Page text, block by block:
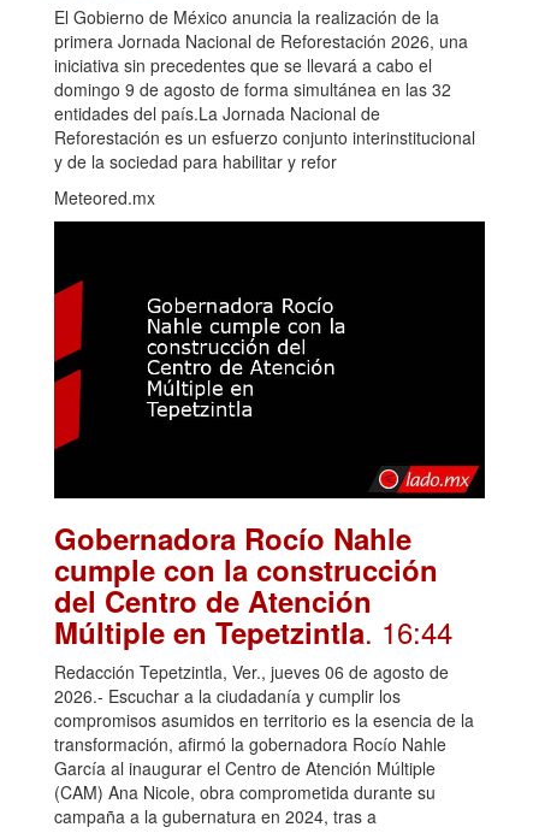
El Gobierno de México anuncia la realización de la
primera Jornada Nacional de Reforestación 2026, una
iniciativa sin precedentes que se llevará a cabo el
domingo 9 de agosto de forma simultánea en las 32
entidades del país.La Jornada Nacional de
Reforestación es un esfuerzo conjunto interinstitucional
y de la sociedad para habilitar y refor
Meteored.mx
Gobernadora Rocío Nahle
cumple con la construcción
del Centro de Atención
Múltiple en Tepetzintla. 16:44
Redacción Tepetzintla, Ver., jueves 06 de agosto de
2026.- Escuchar a la ciudadanía y cumplir los
compromisos asumidos en territorio es la esencia de la
transformación, afirmó la gobernadora Rocío Nahle
García al inaugurar el Centro de Atención Múltiple
(CAM) Ana Nicole, obra comprometida durante su
campaña a la gubernatura en 2024, tras a